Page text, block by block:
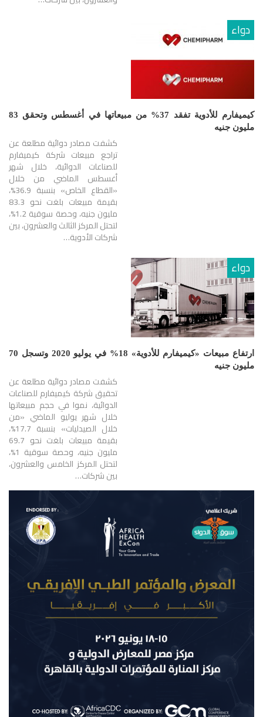
دواء
كيميفارم للأدوية تفقد 37% من مبيعاتها في أغسطس وتحقق 83
مليون جنيه
كشفت مصادر دوائية مطلعة عن
تراجع مبيعات شركة كيميفارم
للصناعات الدوائية، خلال شهر
أغسطس الماضي من خلال
«القطاع الخاص» بنسبة 36.9%،
بقيمة مبيعات بلغت نحو 83.3
مليون جنيه، وحصة سوقية 1.2%،
لتحتل المركز الثالث والعشرون، بين
شركات الأدوية…
دواء
ارتفاع مبيعات «كيميفارم للأدوية» 18% في يوليو 2020 وتسجل 70
مليون جنيه
كشفت مصادر دوائية مطلعة عن
تحقيق شركة كيميفارم للصناعات
الدوائية، نموا في حجم مبيعاتها
خلال شهر يوليو الماضي «من
خلال الصيدليات» بنسبة 17.7%،
بقيمة مبيعات بلغت نحو 69.7
مليون جنيه، وحصة سوقية 1%،
لتحتل المركز الخامس والعشرون،
بين شركات…